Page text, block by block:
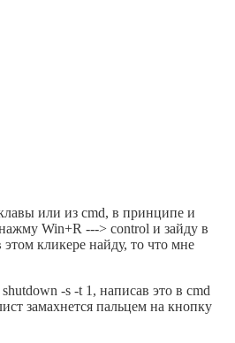
или из cmd, в принципе и
Win+R ---> control и зайду в
кликере найду, то что мне
-s -t 1, написав это в cmd
замахнется пальцем на кнопку